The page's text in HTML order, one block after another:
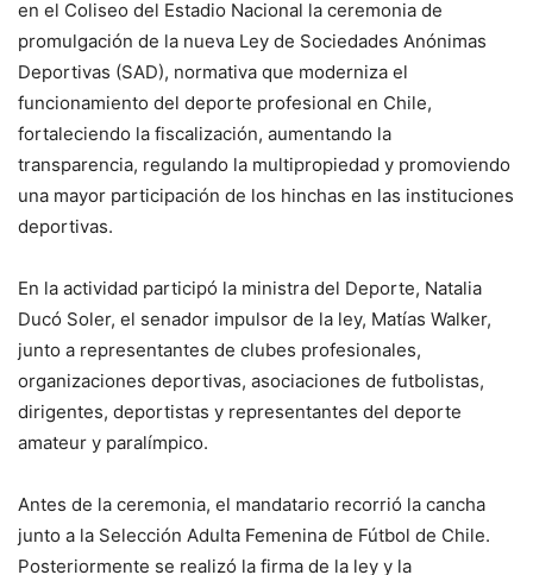
en el Coliseo del Estadio Nacional la ceremonia de
promulgación de la nueva Ley de Sociedades Anónimas
Deportivas (SAD), normativa que moderniza el
funcionamiento del deporte profesional en Chile,
fortaleciendo la fiscalización, aumentando la
transparencia, regulando la multipropiedad y promoviendo
una mayor participación de los hinchas en las instituciones
deportivas.
En la actividad participó la ministra del Deporte, Natalia
Ducó Soler, el senador impulsor de la ley, Matías Walker,
junto a representantes de clubes profesionales,
organizaciones deportivas, asociaciones de futbolistas,
dirigentes, deportistas y representantes del deporte
amateur y paralímpico.
Antes de la ceremonia, el mandatario recorrió la cancha
junto a la Selección Adulta Femenina de Fútbol de Chile.
Posteriormente se realizó la firma de la ley y la